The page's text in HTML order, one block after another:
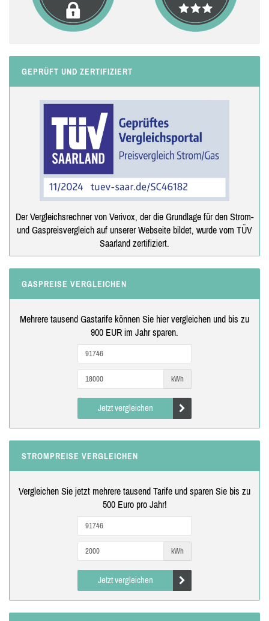
GEPRÜFT UND ZERTIFIZIERT
Der Vergleichsrechner von Verivox, der die Grundlage für den Strom-
und Gaspreisvergleich auf unserer Webseite bildet, wurde vom TÜV
Saarland zertifiziert.
GASPREISE VERGLEICHEN
Mehrere tausend Gastarife können Sie hier vergleichen und bis zu
900 EUR im Jahr sparen.
kWh
Jetzt vergleichen
STROMPREISE VERGLEICHEN
Vergleichen Sie jetzt mehrere tausend Tarife und sparen Sie bis zu
500 Euro pro Jahr!
kWh
Jetzt vergleichen